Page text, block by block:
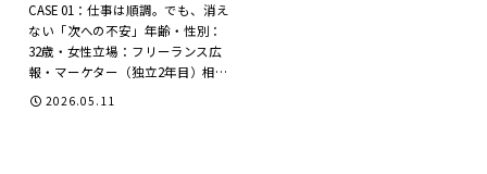
CASE 01：仕事は順調。でも、消え
ない「次への不安」年齢・性別：
32歳・女性立場：フリーランス広
報・マーケター（独立2年目）相談
内容：独立して仕事は途切れず、
2026.05.11